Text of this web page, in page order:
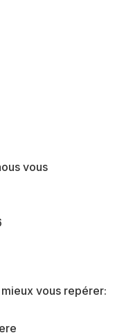
vous
vous repérer: